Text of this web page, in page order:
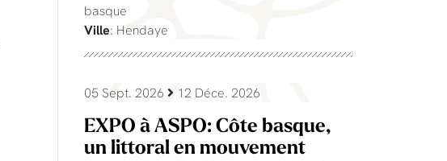
basque
Ville: Hendaye
05 Sept. 2026 12 Déce. 2026
EXPO à ASPO: Côte basque,
un littoral en mouvement